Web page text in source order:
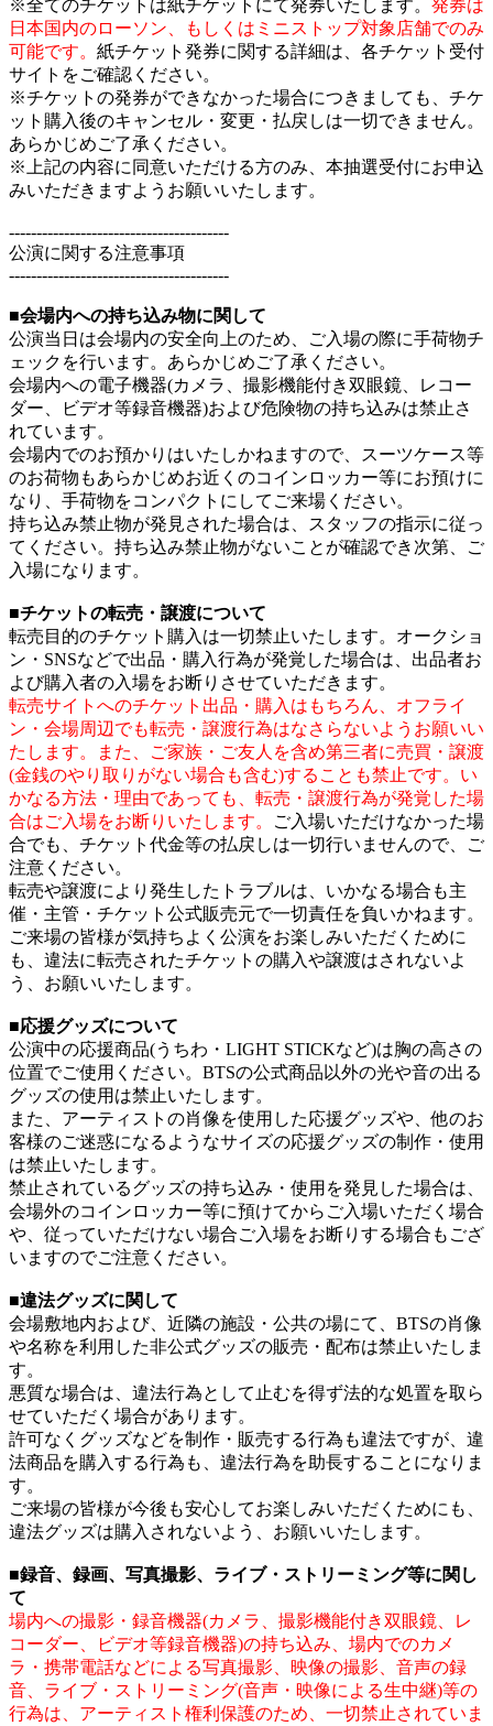
※全てのチケットは紙チケットにて発券いたします。 発券は
日本国内のローソン、もしくはミニストップ対象店舗でのみ
可能です。 紙チケット発券に関する詳細は、各チケット受付
サイトをご確認ください。
※チケットの発券ができなかった場合につきましても、チケ
ット購入後のキャンセル・変更・払戻しは一切できません。
あらかじめご了承ください。
※上記の内容に同意いただける方のみ、本抽選受付にお申込
みいただきますようお願いいたします。
----------------------------------------
公演に関する注意事項
----------------------------------------
■会場内への持ち込み物に関して
公演当日は会場内の安全向上のため、ご入場の際に手荷物チ
ェックを行います。あらかじめご了承ください。
会場内への電子機器(カメラ、撮影機能付き双眼鏡、レコー
ダー、ビデオ等録音機器)および危険物の持ち込みは禁止さ
れています。
会場内でのお預かりはいたしかねますので、スーツケース等
のお荷物もあらかじめお近くのコインロッカー等にお預けに
なり、手荷物をコンパクトにしてご来場ください。
持ち込み禁止物が発見された場合は、スタッフの指示に従っ
てください。持ち込み禁止物がないことが確認でき次第、ご
入場になります。
■チケットの転売・譲渡について
転売目的のチケット購入は一切禁止いたします。オークショ
ン・SNSなどで出品・購入行為が発覚した場合は、出品者お
よび購入者の入場をお断りさせていただきます。
転売サイトへのチケット出品・購入はもちろん、オフライ
ン・会場周辺でも転売・譲渡行為はなさらないようお願いい
たします。また、ご家族・ご友人を含め第三者に売買・譲渡
(金銭のやり取りがない場合も含む)することも禁止です。い
かなる方法・理由であっても、転売・譲渡行為が発覚した場
合はご入場をお断りいたします。
ご入場いただけなかった場
合でも、チケット代金等の払戻しは一切行いませんので、ご
注意ください。
転売や譲渡により発生したトラブルは、いかなる場合も主
催・主管・チケット公式販売元で一切責任を負いかねます。
ご来場の皆様が気持ちよく公演をお楽しみいただくために
も、違法に転売されたチケットの購入や譲渡はされないよ
う、お願いいたします。
■応援グッズについて
公演中の応援商品(うちわ・LIGHT STICKなど)は胸の高さの
位置でご使用ください。BTSの公式商品以外の光や音の出る
グッズの使用は禁止いたします。
また、アーティストの肖像を使用した応援グッズや、他のお
客様のご迷惑になるようなサイズの応援グッズの制作・使用
は禁止いたします。
禁止されているグッズの持ち込み・使用を発見した場合は、
会場外のコインロッカー等に預けてからご入場いただく場合
や、従っていただけない場合ご入場をお断りする場合もござ
いますのでご注意ください。
■違法グッズに関して
会場敷地内および、近隣の施設・公共の場にて、BTSの肖像
や名称を利用した非公式グッズの販売・配布は禁止いたしま
す。
悪質な場合は、違法行為として止むを得ず法的な処置を取ら
せていただく場合があります。
許可なくグッズなどを制作・販売する行為も違法ですが、違
法商品を購入する行為も、違法行為を助長することになりま
す。
ご来場の皆様が今後も安心してお楽しみいただくためにも、
違法グッズは購入されないよう、お願いいたします。
■録音、録画、写真撮影、ライブ・ストリーミング等に関し
て
場内への撮影・録音機器(カメラ、撮影機能付き双眼鏡、レ
コーダー、ビデオ等録音機器)の持ち込み、場内でのカメ
ラ・携帯電話などによる写真撮影、映像の撮影、音声の録
音、ライブ・ストリーミング(音声・映像による生中継)等の
行為は、アーティスト権利保護のため、一切禁止されていま